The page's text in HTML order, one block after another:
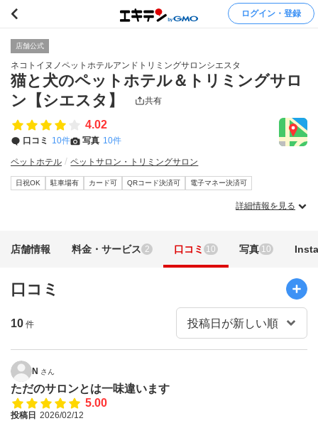
ログイン・登録
店舗公式
ネコトイヌノペットホテルアンドトリミングサロンシエスタ
猫と犬のペットホテル＆トリミングサロ
ン【シエスタ】
共有
4.02
口コミ 10件 写真 10件
ペットホテル ペットサロン・トリミングサロン
日祝OK 駐車場有 カード可 QRコード決済可 電子マネー決済可
詳細情報を見る
店舗情報 料金・サービス 2 口コミ 10 写真 10
口コミ
10 件
N さん
ただのサロンとは一味違います
5.00
投稿日 2026/02/12